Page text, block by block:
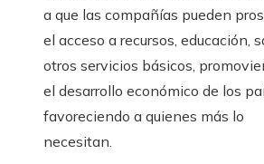
a que las compañías pueden
el acceso a recursos, educación,
otros servicios básicos,
el desarrollo económico de los
favoreciendo a quienes más lo
necesitan.